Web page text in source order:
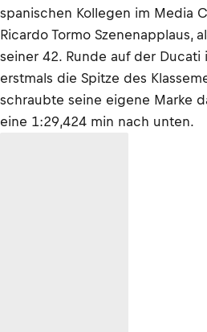
spanischen Kollegen im Media
Ricardo Tormo Szenenapplaus,
seiner 42. Runde auf der Ducati
erstmals die Spitze des
schraubte seine eigene Marke
eine 1:29,424 min nach unten.